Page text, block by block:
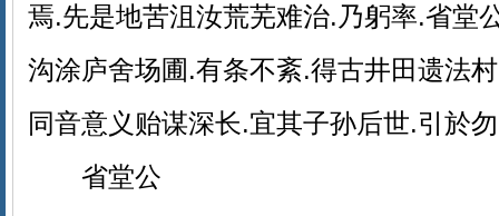
焉.先是地苦沮汝荒芜难治.乃躬率.省堂
沟涂庐舍场圃.有条不紊.得古井田遗法
同音意义贻谋深长.宜其子孙后世.引於
省堂公